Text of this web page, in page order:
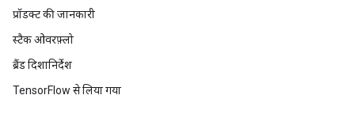
प्रॉडक्ट की जानकारी
स्टैक ओवरफ़्लो
ब्रैंड दिशानिर्देश
TensorFlow से लिया गया